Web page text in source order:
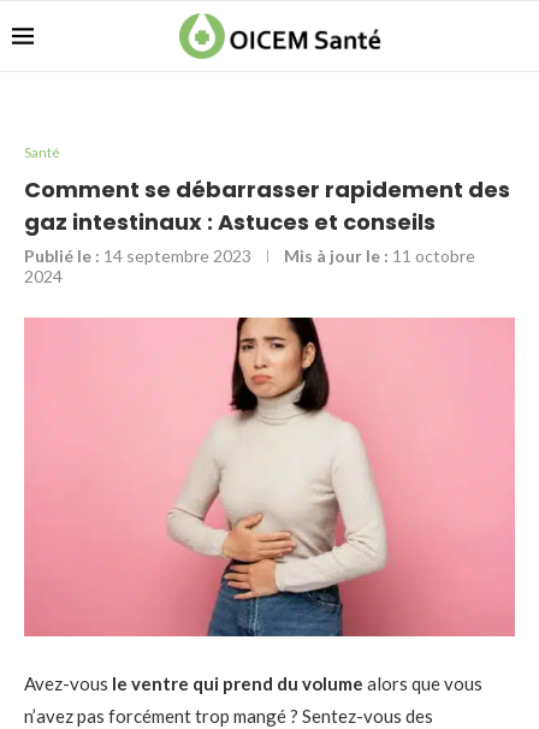
Santé
Comment se débarrasser rapidement des
gaz intestinaux : Astuces et conseils
Publié le : 14 septembre 2023 Mis à jour le : 11 octobre
2024
Avez-vous le ventre qui prend du volume alors que vous
n’avez pas forcément trop mangé ? Sentez-vous des